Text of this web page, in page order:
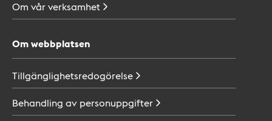
Om vårverksamhet
Om webbplatsen
Tillgänglighetsredogörelse
Behandling av personuppgifter